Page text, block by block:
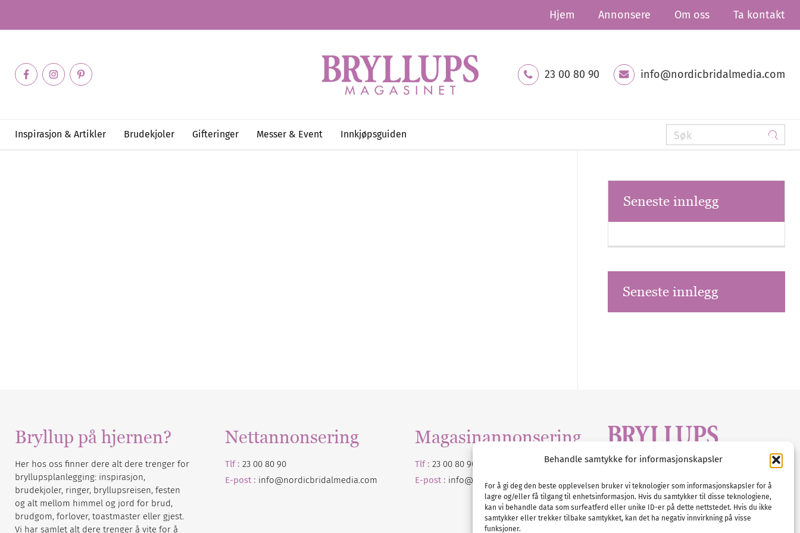
Behandle samtykke for informasjonskapsler
For å gi deg den beste opplevelsen bruker vi teknologier som informasjonskapsler for å
lagre og/eller få tilgang til enhetsinformasjon. Hvis du samtykker til disse teknologiene,
kan vi behandle data som surfeatferd eller unike ID-er på dette nettstedet. Hvis du ikke
samtykker eller trekker tilbake samtykket, kan det ha negativ innvirkning på visse
funksjoner.
Hjem Annonsere Om oss Ta kontakt
23 00 80 90 info@nordicbridalmedia.com
Inspirasjon & Artikler Brudekjoler Gifteringer Messer & Event Innkjøpsguiden
Seneste innlegg
Seneste innlegg
Bryllup på hjernen?
Her hos oss finner dere alt dere trenger for
bryllupsplanlegging: inspirasjon,
brudekjoler, ringer, bryllupsreisen, festen
og alt mellom himmel og jord for brud,
brudgom, forlover, toastmaster eller gjest.
Vi har samlet alt dere trenger å vite for å
Nettannonsering
Tlf : 23 00 80 90
E-post : info@nordicbridalmedia.com
Magasinannonsering
Tlf : 23 00 80 90
E-post : info@ nordicbridalmedia
E-post :info@nordicbridalmedia.com
Bryllupsmagasinet Norge
© All rights reserved.
VAT: NO911740648